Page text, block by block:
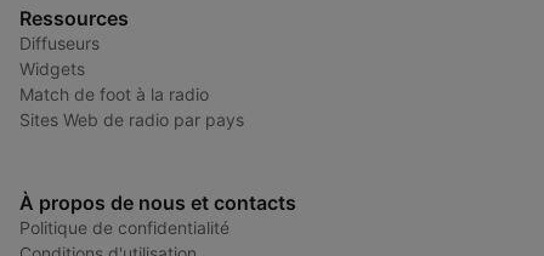
Ressources
Diffuseurs
Widgets
Match de foot à la radio
Sites Web de radio par pays
À propos de nous et contacts
Politique de confidentialité